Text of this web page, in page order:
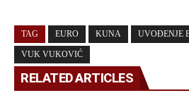
TAG EURO KUNA UVOĐENJE
VUK VUKOVIĆ
RELATED ARTICLES